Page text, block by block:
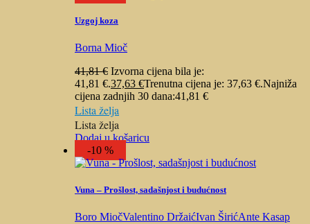
Uzgoj koza
Borna Mioč
41,81€ Izvorna cijena bila je:
41,81 €.37,63 €Trenutna cijena je: 37,63 €.Najniža
cijena zadnjih 30 dana:41,81 €
Lista želja
Lista želja
Dodaj u košaricu
-10 %
Vuna – Prošlost, sadašnjost i budućnost
Boro MiočValentino DržaićIvan ŠirićAnte Kasap